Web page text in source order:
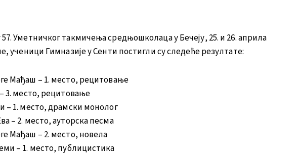
Уметничког такмичења средњошколаца у Бечеју, 25. и 26. априла
ученици Гимназије у Сенти постигли су следеће резултате:
Мађаш – 1. место, рецитовање
3. место, рецитовање
– 1. место, драмски монолог
– 2. место, ауторска песма
Мађаш – 2. место, новела
– 1. место, публицистика